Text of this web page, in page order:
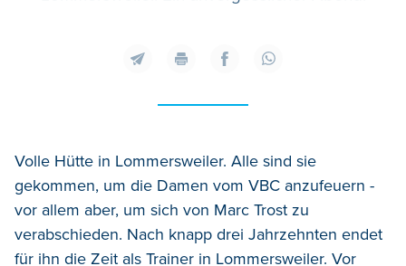
Volle Hütte in Lommersweiler. Alle sind sie
gekommen, um die Damen vom VBC anzufeuern -
vor allem aber, um sich von Marc Trost zu
verabschieden. Nach knapp drei Jahrzehnten endet
für ihn die Zeit als Trainer in Lommersweiler. Vor